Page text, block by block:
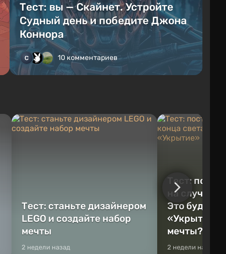
Тест: вы — Скайнет. Устройте
Судный день и победите Джона
Коннора
10 комментариев
Тест: станьте дизайнером
LEGO и создайте набор
мечты
2 недели назад
Тест:
на случай
Это будет
«Укрытие»
мечты?
2 недели назад